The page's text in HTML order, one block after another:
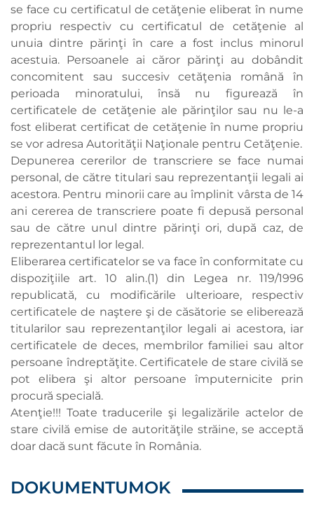
se face cu certificatul de cetăţenie eliberat în nume
propriu respectiv cu certificatul de cetăţenie al
unuia dintre părinţi în care a fost inclus minorul
acestuia. Persoanele ai căror părinţi au dobândit
concomitent sau succesiv cetăţenia română în
perioada minoratului, însă nu figurează în
certificatele de cetăţenie ale părinţilor sau nu le-a
fost eliberat certificat de cetăţenie în nume propriu
se vor adresa Autorităţii Naţionale pentru Cetăţenie.
Depunerea cererilor de transcriere se face numai
personal, de către titulari sau reprezentanţii legali ai
acestora. Pentru minorii care au împlinit vârsta de 14
ani cererea de transcriere poate fi depusă personal
sau de către unul dintre părinţi ori, după caz, de
reprezentantul lor legal.
Eliberarea certificatelor se va face în conformitate cu
dispoziţiile art. 10 alin.(1) din Legea nr. 119/1996
republicată, cu modificările ulterioare, respectiv
certificatele de naştere şi de căsătorie se eliberează
titularilor sau reprezentanţilor legali ai acestora, iar
certificatele de deces, membrilor familiei sau altor
persoane îndreptăţite. Certificatele de stare civilă se
pot elibera şi altor persoane împuternicite prin
procură specială.
Atenţie!!! Toate traducerile şi legalizările actelor de
stare civilă emise de autorităţile străine, se acceptă
doar dacă sunt făcute în România.
DOKUMENTUMOK